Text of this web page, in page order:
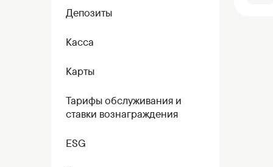
Kaspi QR
Депозиты
Касса
Карты
Тарифы обслуживания и
ставки вознаграждения
ESG